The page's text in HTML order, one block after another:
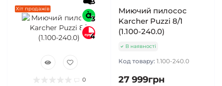
Хіт продажів
3
4
0
Миючий пилосос
Karcher Puzzi 8/1
(1.100-240.0)
В наявності
Код товару: 1.100-240.0
27 999грн